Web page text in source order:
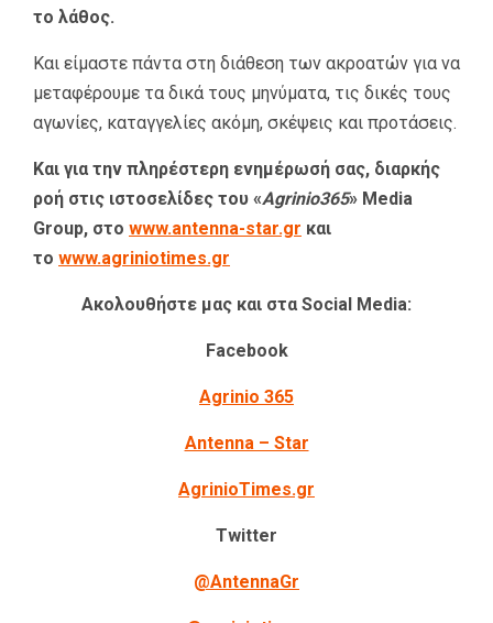
το λάθος.
Και είμαστε πάντα στη διάθεση των ακροατών για να
μεταφέρουμε τα δικά τους μηνύματα, τις δικές τους
αγωνίες, καταγγελίες ακόμη, σκέψεις και προτάσεις.
Και για την πληρέστερη ενημέρωσή σας, διαρκής
ροή στις ιστοσελίδες του «Agrinio365» Media
Group, στο www.antenna-star.gr και
το www.agriniotimes.gr
Ακολουθήστε μας και στα Social Media:
Facebook
Agrinio 365
Antenna – Star
AgrinioTimes.gr
Twitter
@AntennaGr